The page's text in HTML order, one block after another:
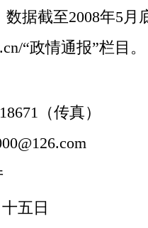
据截至2008年5
“政情通报”栏目。
（传真）
五日